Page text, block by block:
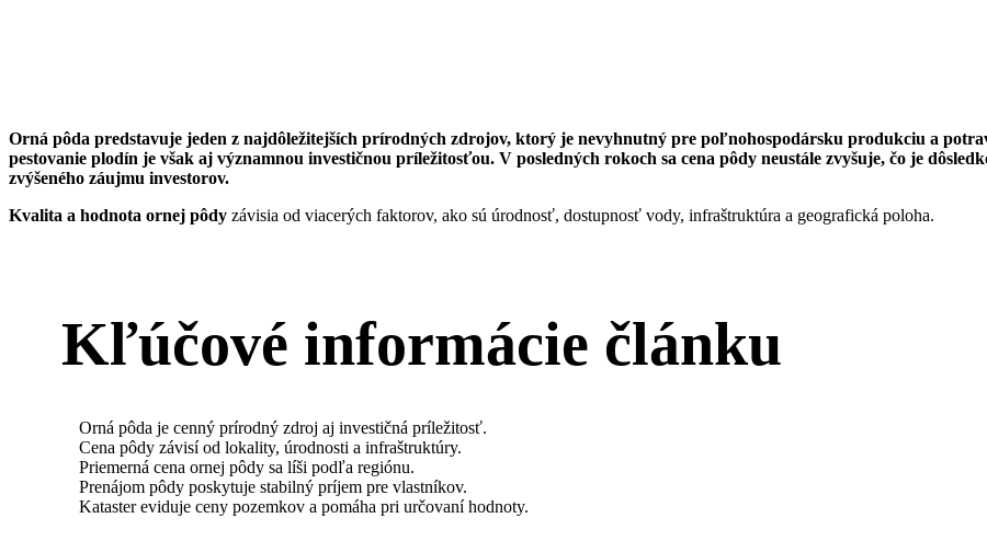
Orná pôda predstavuje jeden z najdôležitejších prírodných zdrojov, ktorý je nevyhnutný pre poľnohospodársku produkciu a
pestovanie plodín je však aj významnou investičnou príležitosťou. V posledných rokoch sa cena pôdy neustále zvyšuje, čo je
zvýšeného záujmu investorov.
Kvalita a hodnota ornej pôdy závisia od viacerých faktorov, ako sú úrodnosť, dostupnosť vody, infraštruktúra a geografická poloha.
Kľúčové informácie článku
Orná pôda je cenný prírodný zdroj aj investičná príležitosť.
Cena pôdy závisí od lokality, úrodnosti a infraštruktúry.
Priemerná cena ornej pôdy sa líši podľa regiónu.
Prenájom pôdy poskytuje stabilný príjem pre vlastníkov.
Kataster eviduje ceny pozemkov a pomáha pri určovaní hodnoty.